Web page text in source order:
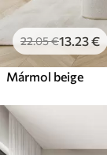
22.05€13 .23€
Mármol beige